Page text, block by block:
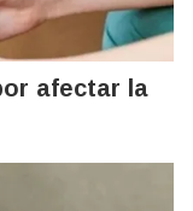
afectar la